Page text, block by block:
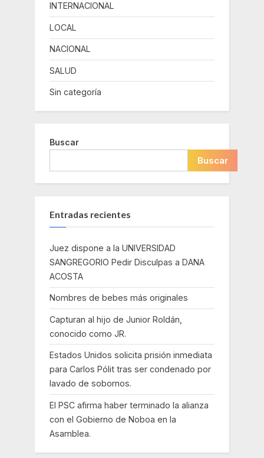
INTERNACIONAL
LOCAL
NACIONAL
SALUD
Sin categoría
Buscar
Buscar
Entradas recientes
Juez dispone a la UNIVERSIDAD
SANGREGORIO Pedir Disculpas a DANA
ACOSTA
Nombres de bebes más originales
Capturan al hijo de Junior Roldán,
conocido como JR.
Estados Unidos solicita prisión inmediata
para Carlos Pólit tras ser condenado por
lavado de sobornos.
El PSC afirma haber terminado la alianza
con el Gobierno de Noboa en la
Asamblea.